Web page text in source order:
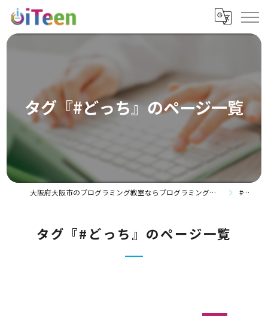
タグ『#どっち』のページ一覧
大阪府大阪市のプログラミング教室ならプログラミングスクールiTeen 都島ベルファ前校 #どっち
タグ『#どっち』のページ一覧